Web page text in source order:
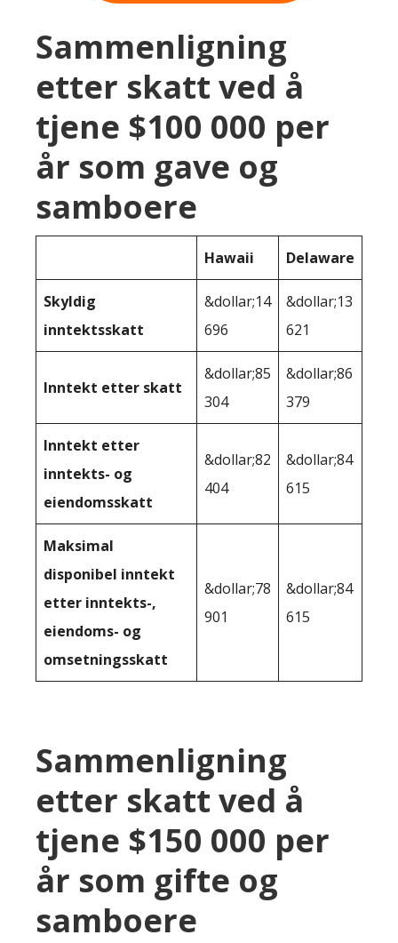
Sammenligning
etter skatt ved å
tjene $100 000 per
år som gave og
samboere
Hawaii Delaware
Skyldig
inntektsskatt
&dollar;14
696
&dollar;13
621
Inntekt etter skatt
&dollar;85
304
&dollar;86
379
Inntekt etter
inntekts- og
eiendomsskatt
&dollar;82
404
&dollar;84
615
Maksimal
disponibel inntekt
etter inntekts-,
eiendoms- og
omsetningsskatt
&dollar;78
901
&dollar;84
615
Sammenligning
etter skatt ved å
tjene $150 000 per
år som gifte og
samboere